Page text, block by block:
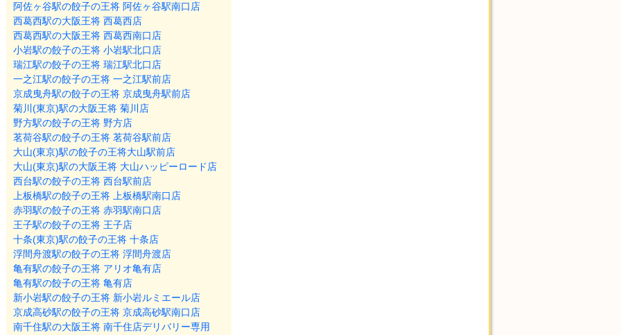
阿佐ヶ谷駅の餃子の王将 阿佐ヶ谷駅南口店
西葛西駅の大阪王将 西葛西店
西葛西駅の大阪王将 西葛西南口店
小岩駅の餃子の王将 小岩駅北口店
瑞江駅の餃子の王将 瑞江駅北口店
一之江駅の餃子の王将 一之江駅前店
京成曳舟駅の餃子の王将 京成曳舟駅前店
菊川(東京)駅の大阪王将 菊川店
野方駅の餃子の王将 野方店
茗荷谷駅の餃子の王将 茗荷谷駅前店
大山(東京)駅の餃子の王将大山駅前店
大山(東京)駅の大阪王将 大山ハッピーロード店
西台駅の餃子の王将 西台駅前店
上板橋駅の餃子の王将 上板橋駅南口店
赤羽駅の餃子の王将 赤羽駅南口店
王子駅の餃子の王将 王子店
十条(東京)駅の餃子の王将 十条店
浮間舟渡駅の餃子の王将 浮間舟渡店
亀有駅の餃子の王将 アリオ亀有店
亀有駅の餃子の王将 亀有店
新小岩駅の餃子の王将 新小岩ルミエール店
京成高砂駅の餃子の王将 京成高砂駅南口店
南千住駅の大阪王将 南千住店デリバリー専用